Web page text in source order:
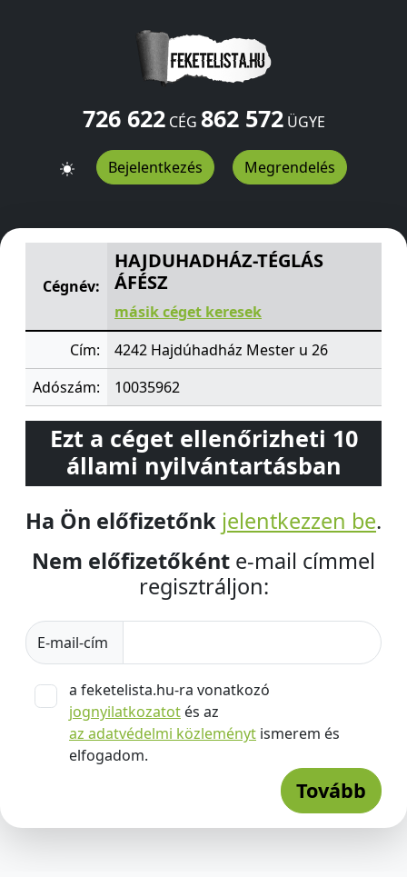
726 622CÉG 862 572ÜGYE
Bejelentkezés Megrendelés
HAJDUHADHÁZ-TÉGLÁS ÁFÉSZ Mester u 26
Cégnév:
HAJDUHADHÁZ-TÉGLÁS
ÁFÉSZ
másik céget keresek
Cím:
4242 Hajdúhadház Mester u 26
Adószám:
10035962
Ezt a céget ellenőrizheti 10
állami nyilvántartásban
Ha Ön előfizetőnk jelentkezzen be.
Nem előfizetőként e-mail címmel
regisztráljon:
E-mail-cím
a feketelista.hu-ra vonatkozó
jognyilatkozatot és az
az adatvédelmi közleményt ismerem és
elfogadom.
Tovább